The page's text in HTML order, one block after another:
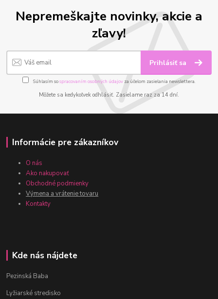
Nepremeškajte novinky, akcie a
zľavy!
Prihlásiť sa
Súhlasím sospracovaním osobných údajov za účelom zasielania newslettera.
Môžete sa kedykoľvek odhlásiť. Zasielame raz za 14 dní.
Informácie pre zákazníkov
O nás
Ako nakupovať
Obchodné podmienky
Výmena a vrátenie tovaru
Kontakty
Kde nás nájdete
Pezinská Baba
Lyžiarské stredisko